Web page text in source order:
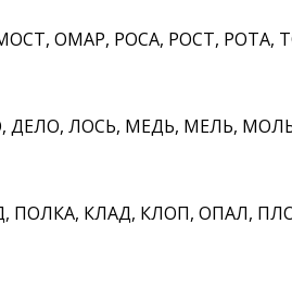
ОМАР, РОСА, РОСТ, РОТА,
ДЕЛО, ЛОСЬ, МЕДЬ, МЕЛЬ,
ПОЛКА, КЛАД, КЛОП, ОПАЛ,